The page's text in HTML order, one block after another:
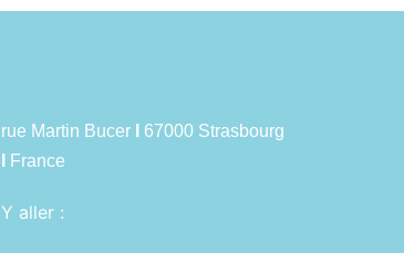
rue Martin Bucer
67000 Strasbourg
France
Y aller :